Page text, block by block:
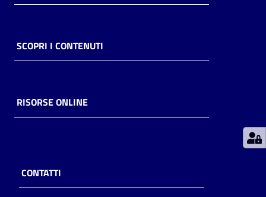
Archivio
Decentrate
lettura
SCOPRI I CONTENUTI
RISORSE ONLINE
CONTATTI